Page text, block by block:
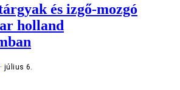
és izgő-mozgó
holland
július 6.